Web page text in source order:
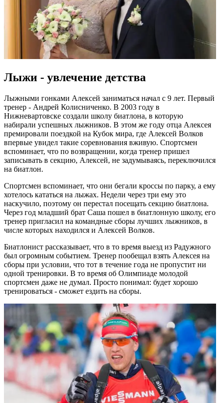
Лыжи - увлечение детства
Лыжными гонками Алексей заниматься начал с 9 лет. Первый
тренер - Андрей Колисниченко. В 2003 году в
Нижневартовске создали школу биатлона, в которую
набирали успешных лыжников. В этом же году отца Алексея
премировали поездкой на Кубок мира, где Алексей Волков
впервые увидел такие соревнования вживую. Спортсмен
вспоминает, что по возвращении, когда тренер пришел
записывать в секцию, Алексей, не задумываясь, переключился
на биатлон.
Спортсмен вспоминает, что они бегали кроссы по парку, а ему
хотелось кататься на лыжах. Недели через три ему это
наскучило, поэтому он перестал посещать секцию биатлона.
Через год младший брат Саша пошел в биатлонную школу, его
тренер пригласил на командные сборы лучших лыжников, в
числе которых находился и Алексей Волков.
Биатлонист рассказывает, что в то время выезд из Радужного
был огромным событием. Тренер пообещал взять Алексея на
сборы при условии, что тот в течение года не пропустит ни
одной тренировки. В то время об Олимпиаде молодой
спортсмен даже не думал. Просто понимал: будет хорошо
тренироваться - сможет ездить на сборы.